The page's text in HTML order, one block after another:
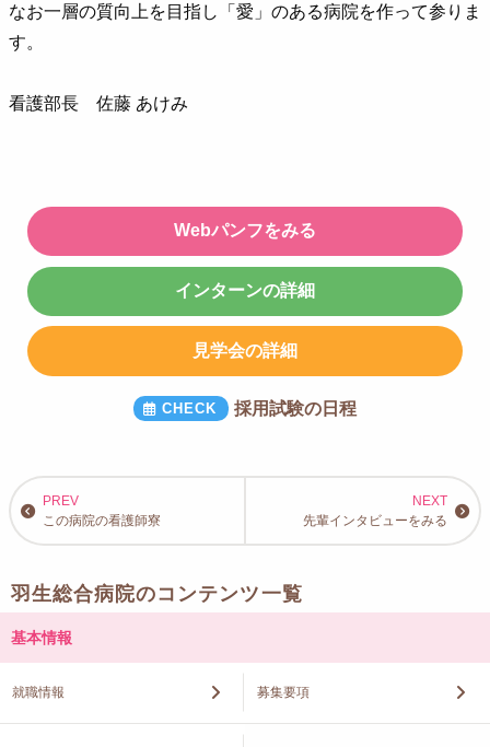
なお一層の質向上を目指し「愛」のある病院を作って参りま
す。
看護部長 佐藤 あけみ
Webパンフをみる
インターンの詳細
見学会の詳細
採用試験の日程
この病院の看護師寮 先輩インタビューをみる
羽生総合病院のコンテンツ一覧
基本情報
就職情報 募集要項